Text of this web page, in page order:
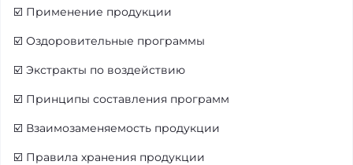
☑️ Применение продукции
☑️ Оздоровительные программы
☑️ Экстракты по воздействию
☑️ Принципы составления программ
☑️ Взаимозаменяемость продукции
☑️ Правила хранения продукции